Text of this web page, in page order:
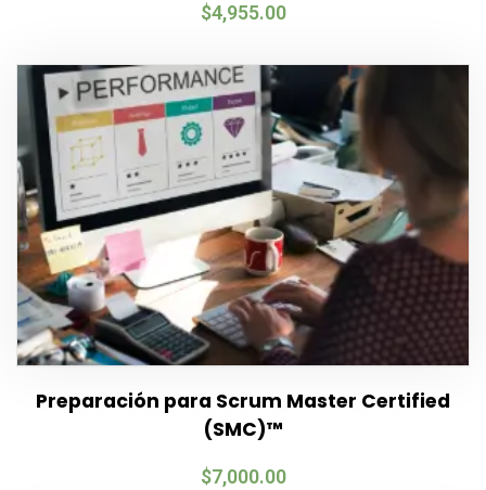
$4,955.00
Preparación para Scrum Master Certified
(SMC)™
$7,000.00